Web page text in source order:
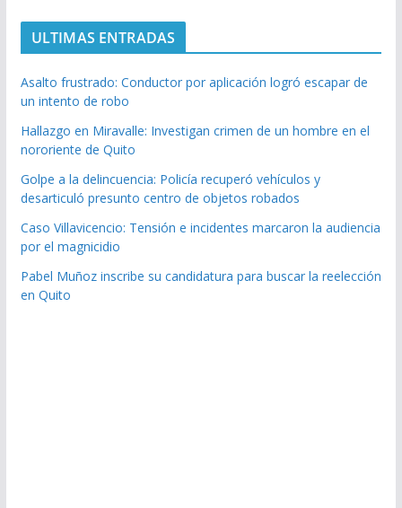
ULTIMAS ENTRADAS
Asalto frustrado: Conductor por aplicación logró escapar de
un intento de robo
Hallazgo en Miravalle: Investigan crimen de un hombre en el
nororiente de Quito
Golpe a la delincuencia: Policía recuperó vehículos y
desarticuló presunto centro de objetos robados
Caso Villavicencio: Tensión e incidentes marcaron la audiencia
por el magnicidio
Pabel Muñoz inscribe su candidatura para buscar la reelección
en Quito